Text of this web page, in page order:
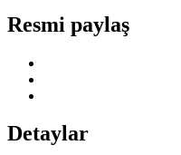
Resmi paylaş
Detaylar